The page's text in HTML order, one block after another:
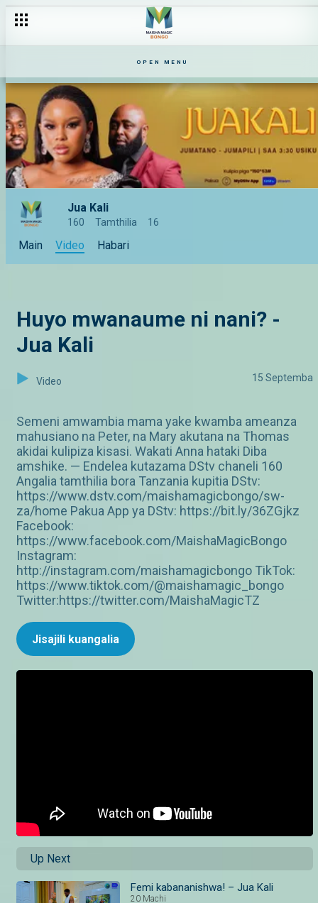
OPEN MENU
Jua Kali
160 Tamthilia 16
Main Video Habari
Huyo mwanaume ni nani? -
Jua Kali
Video 15 Septemba
Semeni amwambia mama yake kwamba ameanza
mahusiano na Peter, na Mary akutana na Thomas
akidai kulipiza kisasi. Wakati Anna hataki Diba
amshike. — Endelea kutazama DStv chaneli 160
Angalia tamthilia bora Tanzania kupitia DStv:
https://www.dstv.com/maishamagicbongo/sw-
za/home Pakua App ya DStv: https://bit.ly/36ZGjkz
Facebook:
https://www.facebook.com/MaishaMagicBongo
Instagram:
http://instagram.com/maishamagicbongo TikTok:
https://www.tiktok.com/@maishamagic_bongo
Twitter:https://twitter.com/MaishaMagicTZ
Jisajili kuangalia
Up Next
Femi kabananishwa! – Jua Kali
20 Machi